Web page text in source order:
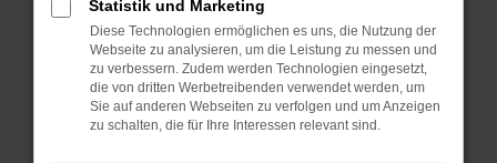
Internetverbindung.
Laden andere Webseiten, zum Beispiel deine
Suchmaschine?
Prüfe deine Browsererweiterungen.
Manche Erweiterungen, wie Werbeblocker,
können das Laden bestimmter Seiten
Statistik und Marketing
Diese Technologien ermöglichen es uns, die Nutzung der
Webseite zu analysieren, um die Leistung zu messen und
zu verbessern. Zudem werden Technologien eingesetzt,
die von dritten Werbetreibenden verwendet werden, um
Sie auf anderen Webseiten zu verfolgen und um Anzeigen
zu schalten, die für Ihre Interessen relevant sind.